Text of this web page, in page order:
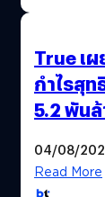
True เ
กำไรสุ
5.2 พันล้
04/08/
Read More